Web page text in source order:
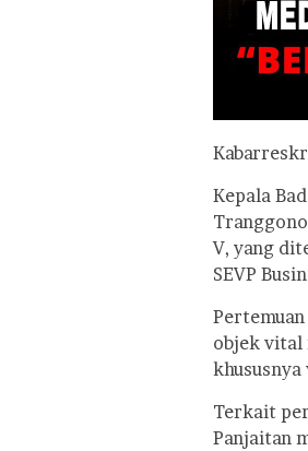
Kepala
V, yang
SEVP
objek vital
khususnya
Terkait
Panjaitan